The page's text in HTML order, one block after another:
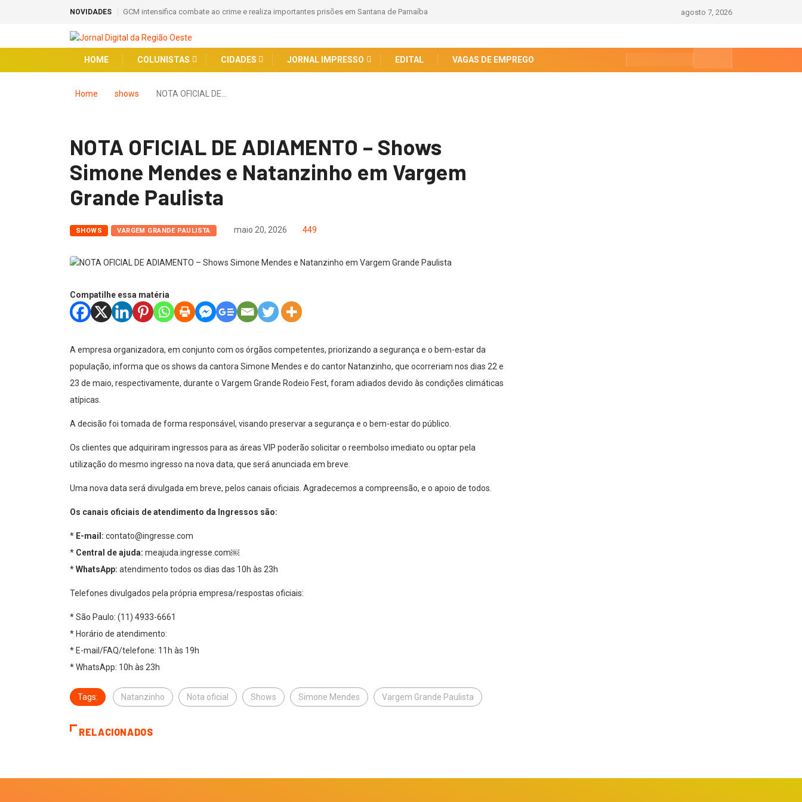
NOVIDADES GCM intensifica combate ao crime e realiza importantes prisões em Santana de Parnaíba agosto 7, 2026
HOME COLUNISTAS CIDADES JORNAL IMPRESSO EDITAL VAGAS DE EMPREGO
Home shows NOTA OFICIAL DE…
NOTA OFICIAL DE ADIAMENTO – Shows
Simone Mendes e Natanzinho em Vargem
Grande Paulista
SHOWS VARGEM GRANDE PAULISTA maio 20, 2026 449
Compatilhe essa matéria
A empresa organizadora, em conjunto com os órgãos competentes, priorizando a segurança e o bem-estar da
população, informa que os shows da cantora Simone Mendes e do cantor Natanzinho, que ocorreriam nos dias 22 e
23 de maio, respectivamente, durante o Vargem Grande Rodeio Fest, foram adiados devido às condições climáticas
atípicas.
A decisão foi tomada de forma responsável, visando preservar a segurança e o bem-estar do público.
Os clientes que adquiriram ingressos para as áreas VIP poderão solicitar o reembolso imediato ou optar pela
utilização do mesmo ingresso na nova data, que será anunciada em breve.
Uma nova data será divulgada em breve, pelos canais oficiais. Agradecemos a compreensão, e o apoio de todos.
Os canais oficiais de atendimento da Ingressos são:
* E-mail: contato@ingresse.com
* Central de ajuda: meajuda.ingresse.com￼
*WhatsApp: atendimento todos os dias das 10h às 23h
Telefones divulgados pela própria empresa/respostas oficiais:
* São Paulo: (11) 4933-6661
* Horário de atendimento:
* E-mail/FAQ/telefone: 11h às 19h
* WhatsApp: 10h às 23h
Tags: Natanzinho Nota oficial Shows Simone Mendes Vargem Grande Paulista
RELACIONADOS